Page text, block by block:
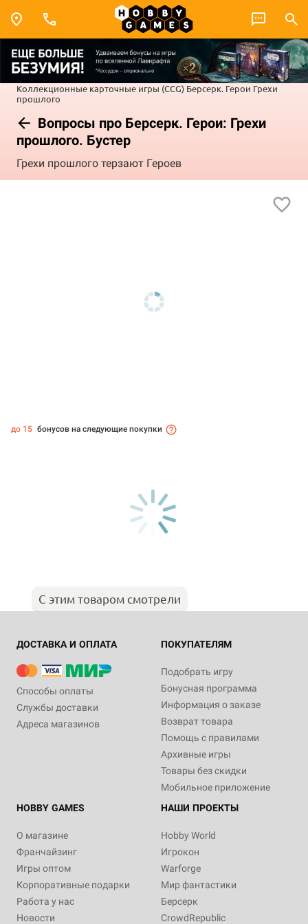
Коллекционные карточные игры (CCG) Берсерк. Герои Грехи
прошлого
Вопросы про Берсерк. Герои: Грехи
прошлого. Бустер
Грехи прошлого терзают Героев
до 15 бонусов на следующие покупки
С этим товаром смотрели
ДОСТАВКА И ОПЛАТА
Способы оплаты
Службы доставки
Адреса магазинов
ПОКУПАТЕЛЯМ
Подобрать игру
Бонусная программа
Информация о заказе
Возврат товара
Помощь с правилами
Архивные игры
Товары без скидки
Мобильное приложение
HOBBY GAMES
О магазине
Франчайзинг
Игры оптом
Корпоративные подарки
Работа у нас
Новости
НАШИ ПРОЕКТЫ
Hobby World
Игрокон
Warforge
Мир фантастики
Берсерк
CrowdRepublic